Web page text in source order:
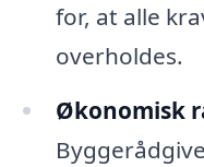
for, at alle
overholdes.
Økonomisk